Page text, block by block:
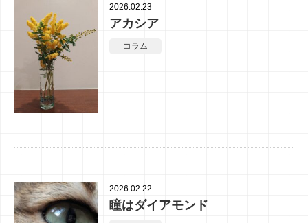
2026.02.23
アカシア
コラム
2026.02.22
瞳はダイアモンド